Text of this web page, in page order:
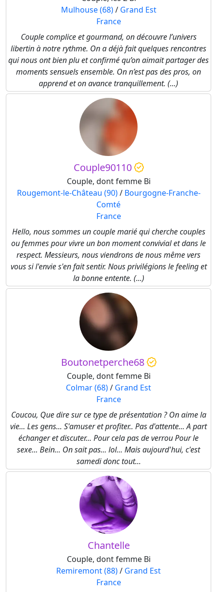
Mulhouse (68)/ Grand Est
France
Couple complice et gourmand, on découvre l’univers
libertin à notre rythme. On a déjà fait quelques rencontres
qui nous ont bien plu et confirmé qu’on aimait partager des
moments sensuels ensemble. On n’est pas des pros, on
apprend et on avance tranquillement. (...)
Couple90110
Couple, dont femme Bi
Rougemont-le-Château (90)/ Bourgogne-Franche-
Comté
France
Hello, nous sommes un couple marié qui cherche couples
ou femmes pour vivre un bon moment convivial et dans le
respect. Messieurs, nous viendrons de nous même vers
vous si l'envie s'en fait sentir. Nous privilégions le feeling et
la bonne entente. (...)
Boutonetperche68
Couple, dont femme Bi
Colmar (68)/ Grand Est
France
Coucou, Que dire sur ce type de présentation ? On aime la
vie... Les gens... S'amuser et profiter.. Pas d'attente... A part
échanger et discuter... Pour cela pas de verrou Pour le
sexe... Bein... On sait pas... lol... Mais aujourd'hui, c'est
samedi donc tout...
Chantelle
Couple, dont femme Bi
Remiremont (88)/ Grand Est
France